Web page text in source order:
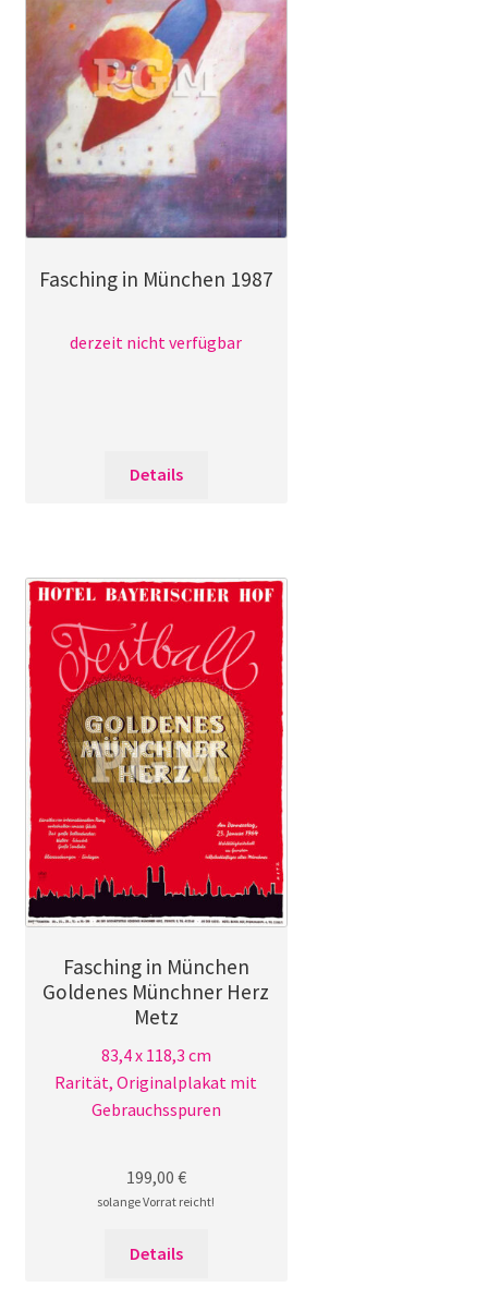
Fasching in München 1987
derzeit nicht verfügbar
Details
Fasching in München
Goldenes Münchner Herz
Metz
83,4 x 118,3 cm
Rarität, Originalplakat mit
Gebrauchsspuren
199,00 €
solange Vorrat reicht!
Details